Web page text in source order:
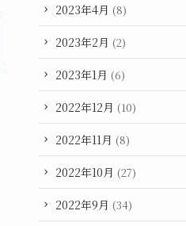
2023年4月 (8)
2023年2月 (2)
2023年1月 (6)
2022年12月 (10)
2022年11月 (8)
2022年10月 (27)
2022年9月 (34)